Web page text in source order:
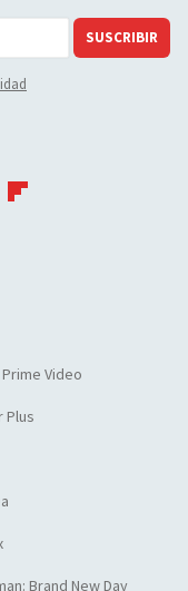
SUSCRIBIR
Video
Plus
Brand New Day